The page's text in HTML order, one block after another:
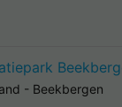
- Beekbergen